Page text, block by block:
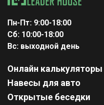
Пн-Пт: 9:00-18:00
Сб: 10:00-18:00
Вс: выходной день
Онлайн калькуляторы
Навесы для авто
Открытые беседки